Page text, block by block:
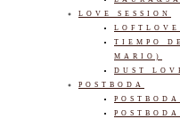
LOVE SESSION
TIEMPO
MARIO)
DUST
POSTBODA